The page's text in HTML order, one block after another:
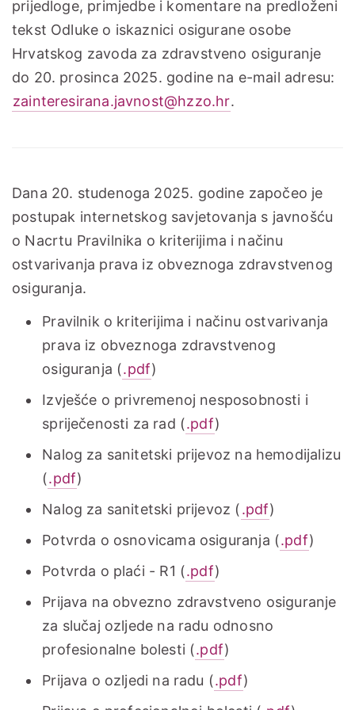
prijedloge, primjedbe i komentare na predloženi
tekst Odluke o iskaznici osigurane osobe
Hrvatskog zavoda za zdravstveno osiguranje
do 20. prosinca 2025. godine na e-mail adresu:
zainteresirana.javnost@hzzo.hr.
Dana 20. studenoga 2025. godine započeo je
postupak internetskog savjetovanja s javnošću
o Nacrtu Pravilnika o kriterijima i načinu
ostvarivanja prava iz obveznoga zdravstvenog
osiguranja.
Pravilnik o kriterijima i načinu ostvarivanja
prava iz obveznoga zdravstvenog
osiguranja (.pdf)
Izvješće o privremenoj nesposobnosti i
spriječenosti za rad (.pdf)
Nalog za sanitetski prijevoz na hemodijalizu
(.pdf)
Nalog za sanitetski prijevoz (.pdf)
Potvrda o osnovicama osiguranja (.pdf)
Potvrda o plaći - R1 (.pdf)
Prijava na obvezno zdravstveno osiguranje
za slučaj ozljede na radu odnosno
profesionalne bolesti (.pdf)
Prijava o ozljedi na radu (.pdf)